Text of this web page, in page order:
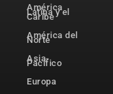
América
Latina y el
Caribe
América del
Norte
Asia-
Pacífico
Europa